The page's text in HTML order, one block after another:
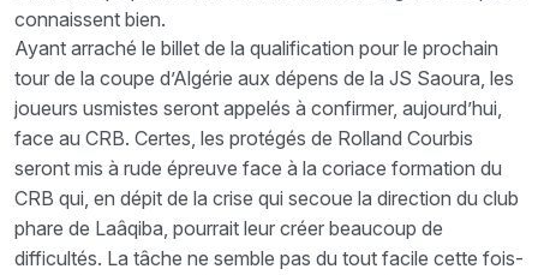
connaissent bien.
Ayant arraché le billet de la qualification pour le prochain
tour de la coupe d’Algérie aux dépens de la JS Saoura, les
joueurs usmistes seront appelés à confirmer, aujourd’hui,
face au CRB. Certes, les protégés de Rolland Courbis
seront mis à rude épreuve face à la coriace formation du
CRB qui, en dépit de la crise qui secoue la direction du club
phare de Laâqiba, pourrait leur créer beaucoup de
difficultés. La tâche ne semble pas du tout facile cette fois-